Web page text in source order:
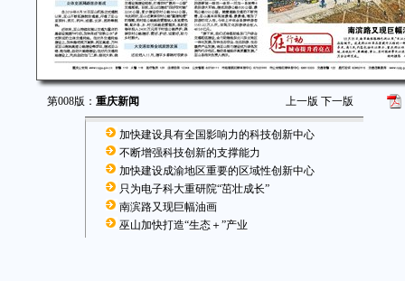
第008版： 重庆新闻 上一版 下一版
加快建设具有全国影响力的科技创新中心
不断增强科技创新的支撑能力
加快建设成渝地区重要的区域性创新中心
只为电子科大重研院“茁壮成长”
南滨路又现巨幅油画
巫山加快打造“生态＋”产业